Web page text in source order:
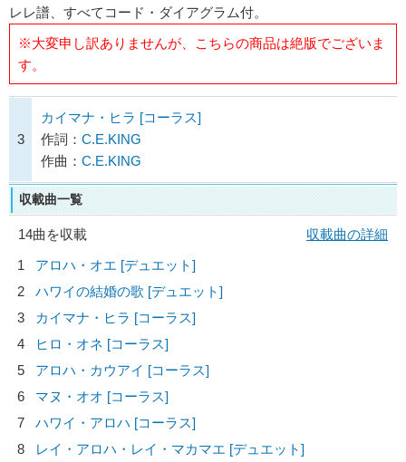
レレ譜、すべてコード・ダイアグラム付。
※大変申し訳ありませんが、こちらの商品は絶版でございま
す。
3
カイマナ・ヒラ [コーラス]
作詞： C.E.KING
作曲： C.E.KING
収載曲一覧
14曲を収載
収載曲の詳細
1
アロハ・オエ [デュエット]
2
ハワイの結婚の歌 [デュエット]
3
カイマナ・ヒラ [コーラス]
4
ヒロ・オネ [コーラス]
5
アロハ・カウアイ [コーラス]
6
マヌ・オオ [コーラス]
7
ハワイ・アロハ [コーラス]
8
レイ・アロハ・レイ・マカマエ [デュエット]